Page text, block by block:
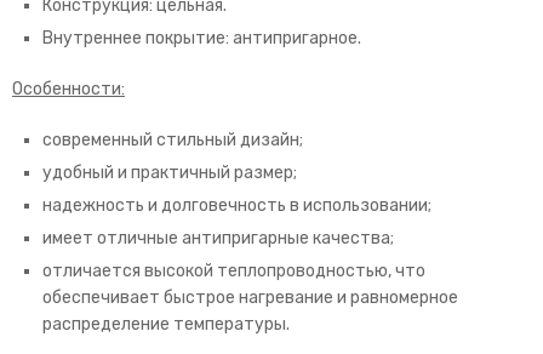
Конструкция: цельная.
Внутреннее покрытие: антипригарное.
Особенности:
современный стильный дизайн;
удобный и практичный размер;
надежность и долговечность в использовании;
имеет отличные антипригарные качества;
отличается высокой теплопроводностью, что
обеспечивает быстрое нагревание и равномерное
распределение температуры.